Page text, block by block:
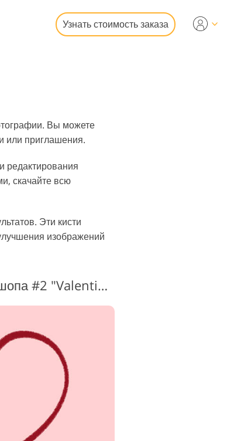
Узнать стоимость заказа
Вы можете
или приглашения.
редактирования
скачайте всю
Эти кисти
изображений
Кисти-сердечки для фотошопа #2 "Valentine's Mood"